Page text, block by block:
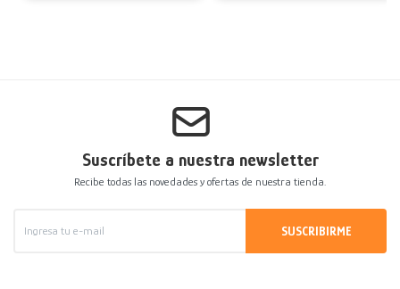
Suscríbete a nuestra newsletter
Recibe todas las novedades y ofertas de nuestra tienda.
SUSCRIBIRME